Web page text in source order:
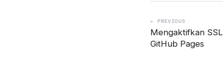
← PREVIOUS
Mengaktifkan
GitHub Pages